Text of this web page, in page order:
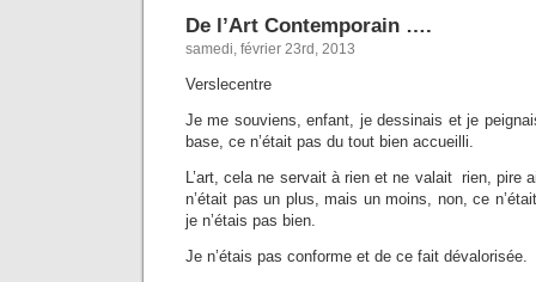
De l’Art Contemporain ….
samedi, février 23rd, 2013
Verslecentre
Je me souviens, enfant, je dessinais et je
base, ce n’était pas du tout bien accueilli.
L’art, cela ne servait à rien et ne valait rien, pire
n’était pas un plus, mais un moins, non, ce
je n’étais pas bien.
Je n’étais pas conforme et de ce fait dévalorisée.